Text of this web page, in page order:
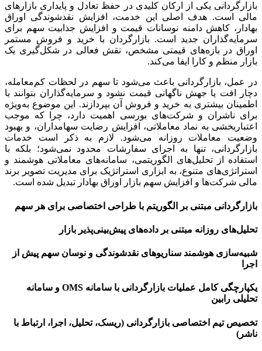
بازارگردانی یکی از ارکان کلیدی در حفظ تعادل و پایداری بازارهای
مالی است. هدف اصلی این خدمت، افزایش نقدشوندگی اوراق
بهادار، کاهش دامنه نوسانات قیمت و افزایش جذابیت سهم برای
سرمایه‌گذاران جدید است. بازارگردان با خرید و فروش مستمر
اوراق در بازه‌های قیمتی مشخص، نقش فعالی در شکل‌گیری یک
بازار منظم و کارا ایفا می‌کند.
در عمل، بازارگردانی باعث می‌شود تا سهم در لحظات کم‌معامله،
دچار افت یا جهش ناگهانی قیمت نشود و سرمایه‌گذاران بتوانند با
اطمینان بیشتری به خرید و فروش آن بپردازند. این موضوع به‌ویژه
برای ناشران و شرکت‌های بورسی اهمیت دارد، چرا که موجب
اعتباربخشی به نماد معاملاتی، افزایش رضایت سهامداران، و بهبود
وضعیت معاملات روزانه می‌شود. لازم به ذکر است خدمات
بازارگردانی، تنها به اجرای سفارشات محدود نمی‌شود؛ بلکه با
استفاده از تحلیل‌های الگوریتمی، سامانه‌های معاملاتی هوشمند و
استراتژی‌های متنوع، به ابزاری استراتژیک برای مدیریت تصویر برند
مالی شرکت‌ها و افزایش سهم بازار اوراق بهادار تبدیل شده است.
بازارگردانی مبتنی بر الگوریتم با طراحی اختصاصی برای هر سهم
تحلیل‌های روزانه مبتنی بر داده‌های پیش‌بینی‌پذیر بازار
شبیه‌سازی هوشمند سناریوهای نقدشوندگی و نوسان سهم پیش از
اجرا
یکپارچگی کامل عملیات بازارگردانی با سامانه OMS و سامانه
تحلیلی رابین
تخصیص تیم اختصاصی بازارگردانی (ریسک، تحلیل، اجرا، ارتباط با
ناشر)